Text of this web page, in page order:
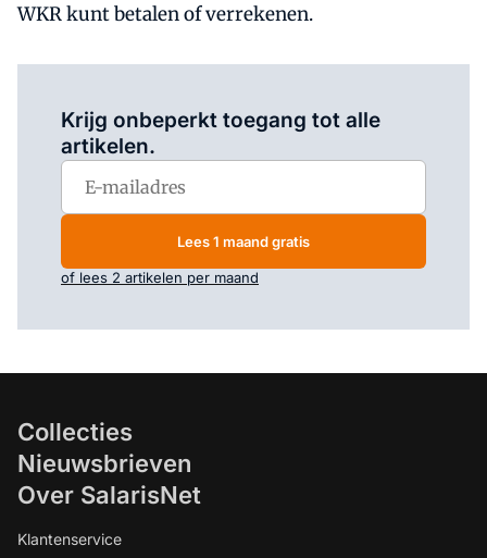
WKR kunt betalen of verrekenen.
Krijg onbeperkt toegang tot alle
artikelen.
Lees 1 maand gratis
of lees 2 artikelen per maand
Collecties
Nieuwsbrieven
Over SalarisNet
Klantenservice